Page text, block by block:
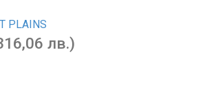
PLAINS
лв.)